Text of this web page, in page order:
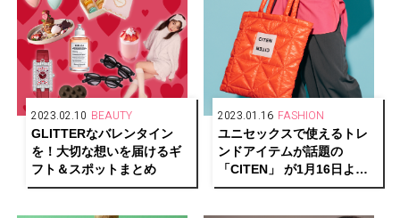
2023.02.10 BEAUTY
GLITTERなバレンタイン
を！大切な想いを届けるギ
フト＆スポットまとめ
2023.01.16 FASHION
ユニセックスで使えるトレ
ンドアイテムが話題の
「CITEN」 が1月16日よ
り、代官山蔦屋書店にてポ